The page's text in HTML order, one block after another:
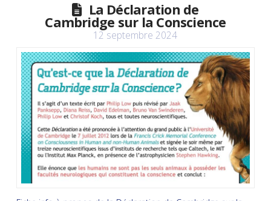
La Déclaration de
Cambridge sur la Conscience
12 septembre 2024